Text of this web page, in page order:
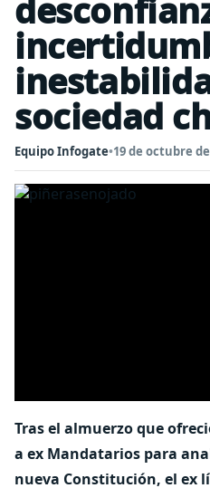
sociedad
Equipo Infogate•19 de octubre
Tras el almuerzo que
a ex Mandatarios para
nueva Constitución, el ex